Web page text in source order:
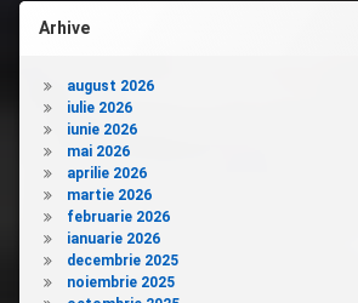
Arhive
august 2026
iulie 2026
iunie 2026
mai 2026
aprilie 2026
martie 2026
februarie 2026
ianuarie 2026
decembrie 2025
noiembrie 2025